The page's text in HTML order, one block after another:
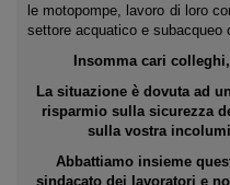
le motopompe, lavoro di loro
settore acquatico e subacqueo
Insomma cari
La situazione è dovuta ad
risparmio sulla sicurezza
sulla vostra
Abbattiamo insieme
sindacato dei lavoratori e